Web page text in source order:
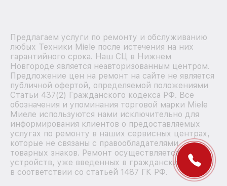
Предлагаем услуги по ремонту и обслуживанию
любых Техники Miele после истечения на них
гарантийного срока. Наш СЦ в Нижнем
Новгороде является неавторизованным центром.
Предложение цен на ремонт на сайте не является
публичной офертой, определяемой положениями
Статьи 437(2) Гражданского кодекса РФ. Все
обозначения и упоминания торговой марки Miele
Миеле используются нами исключительно для
информирования клиентов о предоставляемых
услугах по ремонту в наших сервисных центрах,
которые не связаны с правообладателями
товарных знаков. Ремонт осуществляется для
устройств, уже введенных в гражданский оборот
в соответствии со статьей 1487 ГК РФ.